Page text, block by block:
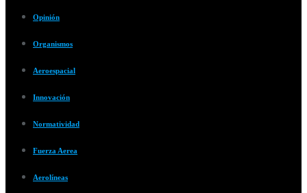
Opinión
Organismos
Aeroespacial
Innovación
Normatividad
Fuerza Aerea
Aerolíneas